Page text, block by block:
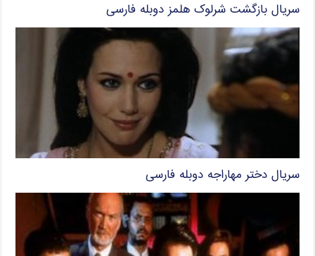
سریال بازگشت شرلوک هلمز دوبله فارسی
سریال دختر مهاراجه دوبله فارسی